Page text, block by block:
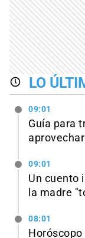
LO
09:01
Guía para
09:01
Un cuento
la madre
08:01